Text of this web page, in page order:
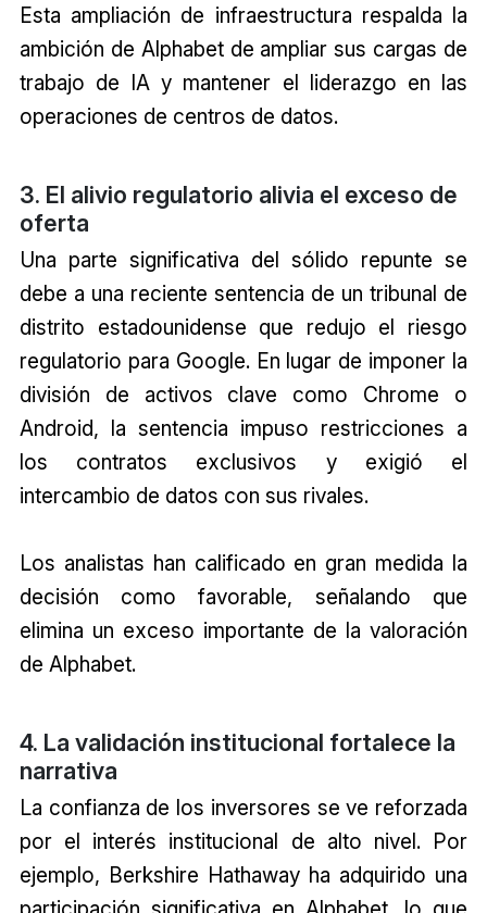
Esta ampliación de infraestructura respalda la
ambición de Alphabet de ampliar sus cargas de
trabajo de IA y mantener el liderazgo en las
operaciones de centros de datos.
3. El alivio regulatorio alivia el exceso de
oferta
Una parte significativa del sólido repunte se
debe a una reciente sentencia de un tribunal de
distrito estadounidense que redujo el riesgo
regulatorio para Google. En lugar de imponer la
división de activos clave como Chrome o
Android, la sentencia impuso restricciones a
los contratos exclusivos y exigió el
intercambio de datos con sus rivales.
Los analistas han calificado en gran medida la
decisión como favorable, señalando que
elimina un exceso importante de la valoración
de Alphabet.
4. La validación institucional fortalece la
narrativa
La confianza de los inversores se ve reforzada
por el interés institucional de alto nivel. Por
ejemplo, Berkshire Hathaway ha adquirido una